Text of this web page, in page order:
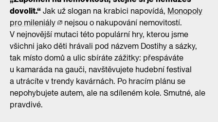
dovolit.“Jak už slogan na krabici napovídá, Monopoly
pro mileniály
nejsou o nakupování nemovitostí.
V nejnovější mutaci této populární hry, kterou jsme
všichni jako děti hrávali pod názvem Dostihy a sázky,
tak místo domů a ulic sbíráte zážitky: přespáváte
u kamaráda na gauči, navštěvujete hudební festival
a utrácíte v trendy kavárnách. Po hracím plánu se
nepohybujete autem, ale na sdíleném kole. Smutné, ale
pravdivé.